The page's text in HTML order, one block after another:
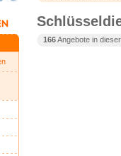
166Angebote in